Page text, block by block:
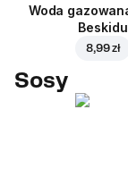
Woda
Beskidu
8,99 zł
Sosy